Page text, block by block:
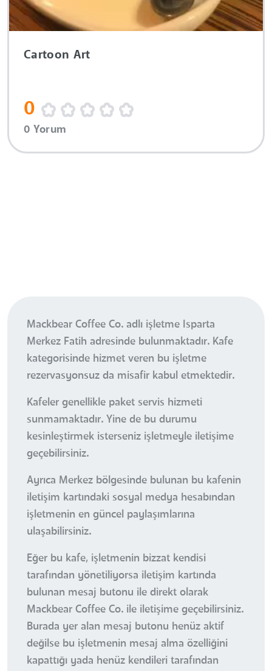
Cartoon Art
0
0 Yorum
Mackbear Coffee Co. adlı işletme Isparta
Merkez Fatih adresinde bulunmaktadır. Kafe
kategorisinde hizmet veren bu işletme
rezervasyonsuz da misafir kabul etmektedir.
Kafeler genellikle paket servis hizmeti
sunmamaktadır. Yine de bu durumu
kesinleştirmek isterseniz işletmeyle iletişime
geçebilirsiniz.
Ayrıca Merkez bölgesinde bulunan bu kafenin
iletişim kartındaki sosyal medya hesabından
işletmenin en güncel paylaşımlarına
ulaşabilirsiniz.
Eğer bu kafe, işletmenin bizzat kendisi
tarafından yönetiliyorsa iletişim kartında
bulunan mesaj butonu ile direkt olarak
Mackbear Coffee Co. ile iletişime geçebilirsiniz.
Burada yer alan mesaj butonu henüz aktif
değilse bu işletmenin mesaj alma özelliğini
kapattığı yada henüz kendileri tarafından